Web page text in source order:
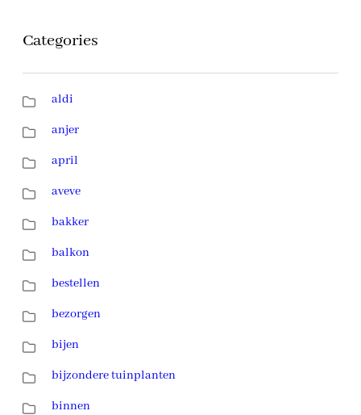
Categories
aldi
anjer
april
aveve
bakker
balkon
bestellen
bezorgen
bijen
bijzondere tuinplanten
binnen